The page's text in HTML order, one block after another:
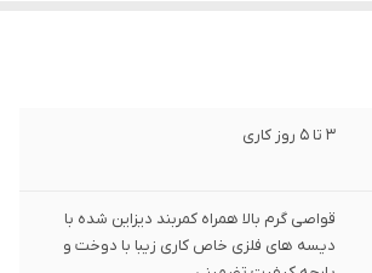
3 تا 5 روز کاری
قواصی گرم بالا همراه کمربند دیزاین شده با
دیسه های فلزی خاص کاری زیبا با دوخت و